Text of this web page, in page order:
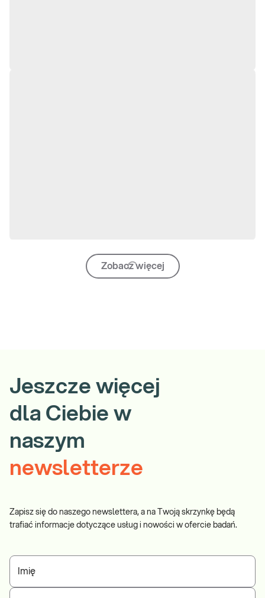
Zobacz więcej
Jeszcze więcej
dla Ciebie w
naszym
newsletterze
Zapisz się do naszego newslettera, a na Twoją skrzynkę będą
trafiać informacje dotyczące usług i nowości w ofercie badań.
Imię